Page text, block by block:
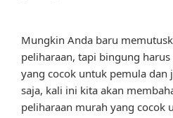
Mungkin Anda baru
peliharaan, tapi bingung
yang cocok untuk pemula dan
saja, kali ini kita akan
peliharaan murah yang cocok